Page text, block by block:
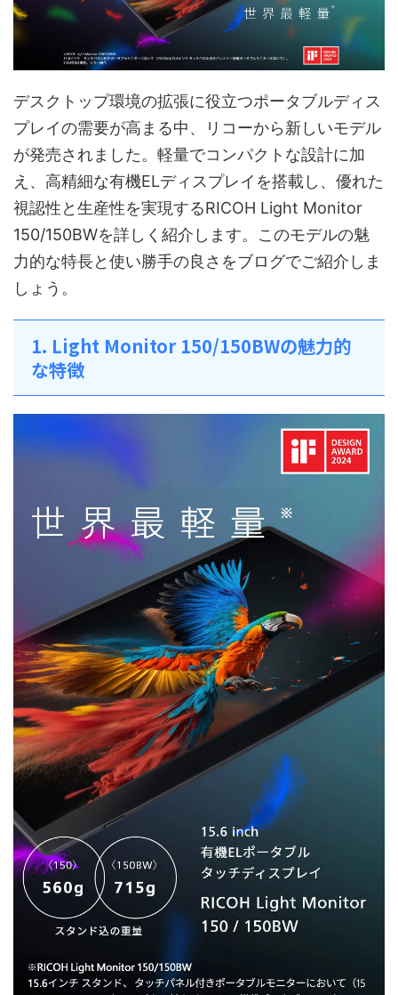
デスクトップ環境の拡張に役立つポータブルディス
プレイの需要が高まる中、リコーから新しいモデル
が発売されました。軽量でコンパクトな設計に加
え、高精細な有機ELディスプレイを搭載し、優れた
視認性と生産性を実現するRICOH Light Monitor
150/150BWを詳しく紹介します。このモデルの魅
力的な特長と使い勝手の良さをブログでご紹介しま
しょう。
1. Light Monitor 150/150BWの魅力的
な特徴